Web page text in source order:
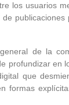
los usuarios
de la
profundizar
que
formas